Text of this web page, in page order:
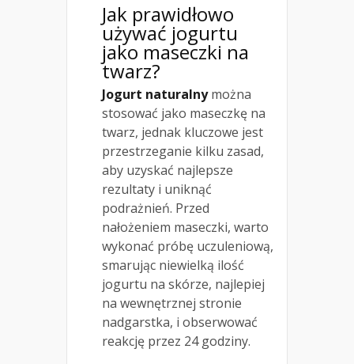
Jak prawidłowo
używać jogurtu
jako maseczki na
twarz?
Jogurt naturalnymożna
stosować jako maseczkę na
twarz, jednak kluczowe jest
przestrzeganie kilku zasad,
aby uzyskać najlepsze
rezultaty i uniknąć
podrażnień. Przed
nałożeniem maseczki, warto
wykonać próbę uczuleniową,
smarując niewielką ilość
jogurtu na skórze, najlepiej
na wewnętrznej stronie
nadgarstka, i obserwować
reakcję przez 24 godziny.